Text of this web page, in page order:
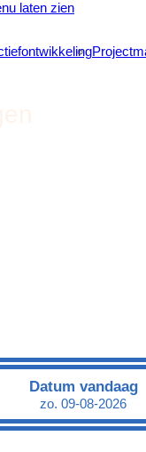
laten zien
Datum vandaag
zo. 09-08-2026